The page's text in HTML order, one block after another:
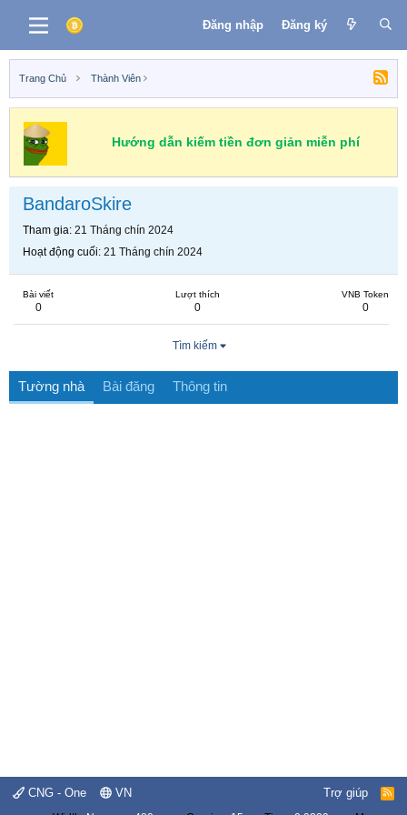
Đăng nhập Đăng ký
Trang Chủ Thành Viên
Hướng dẫn kiếm tiền đơn giản miễn phí
BandaroSkire
Tham gia 21 Tháng chín 2024
Hoạt động cuối 21 Tháng chín 2024
Bài viết
0
Lượt thích
0
VNB Token
0
Tìm kiếm
Tường nhà Bài đăng Thông tin
CNG - One VN Trợ giúp
R